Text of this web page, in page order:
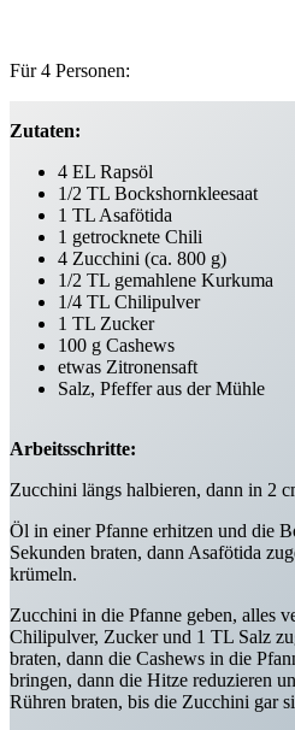
Für 4 Personen:
Zutaten:
4 EL Rapsöl
1/2 TL Bockshornkleesaat
1 TL Asafötida
1 getrocknete Chili
4 Zucchini (ca. 800 g)
1/2 TL gemahlene Kurkuma
1/4 TL Chilipulver
1 TL Zucker
100 g Cashews
etwas Zitronensaft
Salz, Pfeffer aus der Mühle
Arbeitsschritte:
Zucchini längs halbieren, dann in 2
Öl in einer Pfanne erhitzen und die
Sekunden braten, dann Asafötida
krümeln.
Zucchini in die Pfanne geben, alles
Chilipulver, Zucker und 1 TL Salz
braten, dann die Cashews in die
bringen, dann die Hitze reduzieren
Rühren braten, bis die Zucchini gar